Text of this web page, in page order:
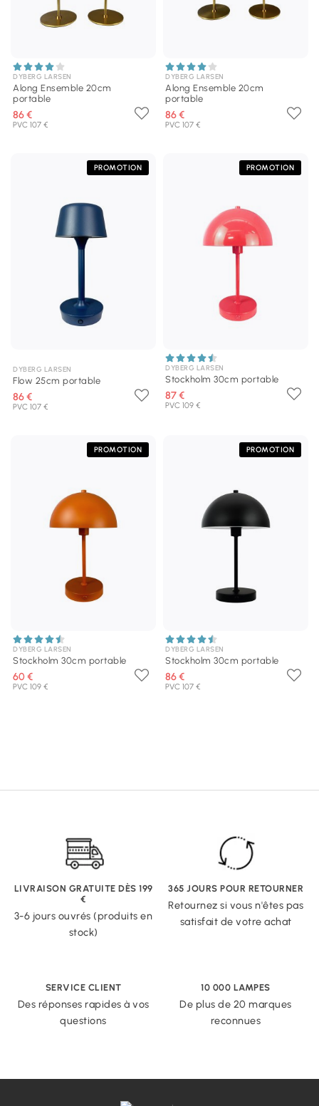
DYBERG LARSEN
Along Ensemble 20cm
portable
86 €
PVC 107 €
DYBERG LARSEN
Along Ensemble 20cm
portable
86 €
PVC 107 €
PROMOTION
DYBERG LARSEN
Flow 25cm portable
86 €
PVC 107 €
PROMOTION
DYBERG LARSEN
Stockholm 30cm portable
87 €
PVC 109 €
PROMOTION
DYBERG LARSEN
Stockholm 30cm portable
60 €
PVC 109 €
PROMOTION
DYBERG LARSEN
Stockholm 30cm portable
86 €
PVC 107 €
LIVRAISON GRATUITE DÈS 199
€
3-6 jours ouvrés (produits en
stock)
365 JOURS POUR RETOURNER
Retournez si vous n'êtes pas
satisfait de votre achat
SERVICE CLIENT
Des réponses rapides à vos
questions
10 000 LAMPES
De plus de 20 marques
reconnues